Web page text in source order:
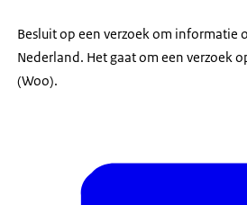
Besluit op een verzoek om
Nederland. Het gaat om een verzoek
(Woo).